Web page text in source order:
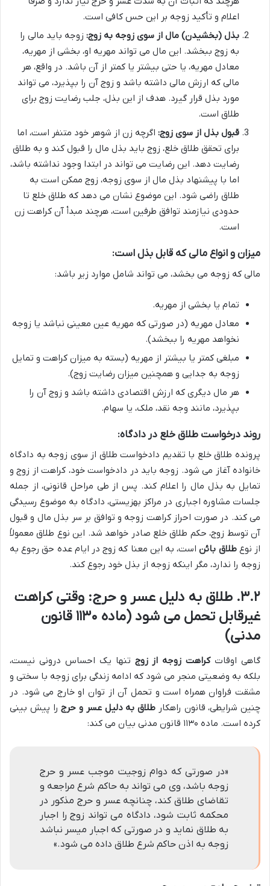
اعلام و تأکید زوجه بر این حس کافی است.
بذل (بخشیدن) مال از سوی زوجه به زوج: زوجه باید مالی را
به زوج ببخشد. این مال می تواند مهریه او، بخشی از مهریه،
معادل مهریه، یا حتی بیشتر یا کمتر از آن باشد. در واقع، هر
مالی که ارزش مالی داشته باشد و زوج آن را بپذیرد، می تواند
مورد بذل قرار گیرد. هدف از این بذل، جلب رضایت زوج برای
طلاق است.
قبول بذل از سوی زوج: اگرچه زن از شوهر خود متنفر است، اما
برای تحقق طلاق خلع، زوج باید بذل مال را قبول کند و به طلاق
رضایت دهد. این رضایت می تواند در ابتدا وجود نداشته باشد،
اما با پیشنهاد بذل مال از سوی زوجه، زوج ممکن است به
طلاق راضی شود. این موضوع نشان می دهد که طلاق خلع تا
حدودی نیازمند توافق طرفین است، هرچند مبدأ آن کراهت زن
است.
میزان و انواع مالی که قابل بذل است:
مالی که زوجه می بخشد، می تواند شامل موارد زیر باشد:
تمام یا بخشی از مهریه.
معادل مهریه (در صورتی که مهریه عین معینی نباشد یا زوجه
نخواهد مهریه را ببخشد).
مبلغی کمتر یا بیشتر از مهریه (بسته به میزان کراهت و تمایل
زوجه به جدایی و همچنین میزان رضایت زوج).
هر مال دیگری که ارزش اقتصادی داشته باشد و زوج آن را
بپذیرد، مانند وجه نقد، ملک، یا سهام.
روند درخواست طلاق خلع در دادگاه:
پرونده طلاق خلع با تقدیم دادخواست طلاق از سوی زوجه به دادگاه
خانواده آغاز می شود. زوجه باید در دادخواست خود، کراهت از زوج و
تمایل به بذل مال را اعلام کند. پس از طی مراحل قانونی، از جمله
جلسات مشاوره اجباری در مراکز بهزیستی، دادگاه به موضوع رسیدگی
می کند. در صورت احراز کراهت زوجه و توافق بر سر بذل مال و قبول
آن توسط زوج، حکم طلاق خلع صادر خواهد شد. این نوع طلاق معمولاً
از نوعطلاق بائناست، به این معنا که زوج در ایام عده حق رجوع به
زوجه را ندارد، مگر اینکه زوجه از بذل خود رجوع کند.
۳.۲. طلاق به دلیل عسر و حرج: وقتی کراهت
غیرقابل تحمل می شود (ماده ۱۱۳۰ قانون
مدنی)
گاهی اوقاتکراهت زوجه از زوج تنها یک احساس درونی نیست،
بلکه به وضعیتی منجر می شود که ادامه زندگی برای زوجه با سختی و
مشقت فراوان همراه است و تحمل آن از توان او خارج می شود. در
چنین شرایطی، قانون راهکار طلاق به دلیل عسر و حرجرا پیش بینی
کرده است. ماده ۱۱۳۰ قانون مدنی بیان می کند:
«در صورتی که دوام زوجیت موجب عسر و حرج
زوجه باشد، وی می تواند به حاکم شرع مراجعه و
تقاضای طلاق کند، چنانچه عسر و حرج مذکور در
محکمه ثابت شود، دادگاه می تواند زوج را اجبار
به طلاق نماید و در صورتی که اجبار میسر نباشد
زوجه به اذن حاکم شرع طلاق داده می شود.»